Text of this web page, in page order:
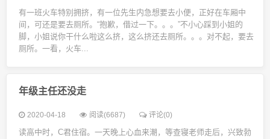
有一班火车特别拥挤，有一位先生内急想要去小便，正好在车厢中
间，可还是要去厕所。“抱歉，借过一下。。。”不小心踩到小姐的
脚，小姐说你干什么啦这么挤，这么挤还去厕所。。。对不起，要去
厕所。一看，火车...
年级主任还没走
2020-04-18 阅读(6687) 评论(0)
读高中时，C君住宿。一天晚上心血来潮，等查寝老师走后，兴致勃